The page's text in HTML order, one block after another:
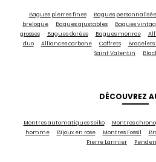
Bagues pierres fines Bagues
breloque
Bagues ajustables Bagues
grosses
Bagues dorées Bagues monroe
duo
Alliances carbone Coffrets
Saint Valentin
DÉCOUVREZ
Montres automatiques Seiko Montres
homme
Bijoux en rose Montres Fossil
Pierre Lannier